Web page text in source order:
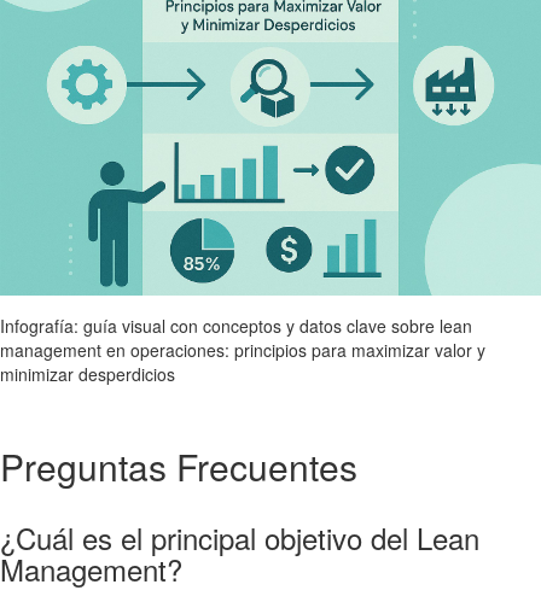
Infografía: guía visual con conceptos y datos clave sobre lean
management en operaciones: principios para maximizar valor y
minimizar desperdicios
Preguntas Frecuentes
¿Cuál es el principal objetivo del Lean
Management?